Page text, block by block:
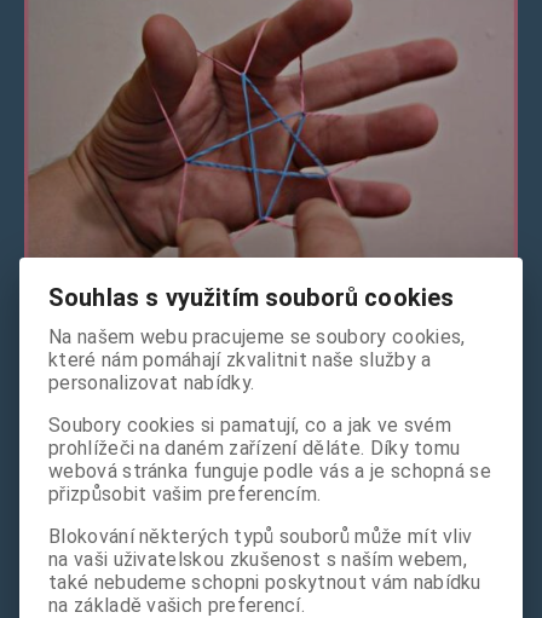
Katalogové číslo:399 Výrobce: MADE IN USA
HVĚZDA Z GUMIČEK
100 Kč (Vaše cena bez DPH:

ks Přidat do košíku
Souhlas s využitím souborů cookies
Na našem webu pracujeme se soubory cookies,
které nám pomáhají zkvalitnit naše služby a
personalizovat nabídky.
Soubory cookies si pamatují, co a jak ve svém
prohlížeči na daném zařízení děláte. Díky tomu
webová stránka funguje podle vás a je schopná se
přizpůsobit vašim preferencím.
Blokování některých typů souborů může mít vliv
na vaši uživatelskou zkušenost s naším webem,
také nebudeme schopni poskytnout vám nabídku
na základě vašich preferencí.